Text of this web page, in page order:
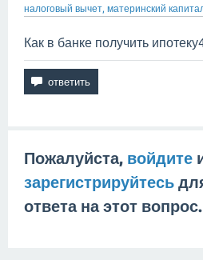
налоговый вычет, материнский
Как в банке получить
Пожалуйста, войдите
зарегистрируйтесь
ответа на этот вопрос.